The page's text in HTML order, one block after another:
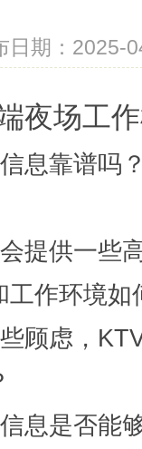
日期：2025-
夜场工
息靠谱吗
提供一些
工作环境如
顾虑，
息是否能